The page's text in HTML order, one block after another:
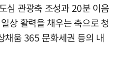
심 관광축 조성과 20분 이음
상 활력을 채우는 축으로 청
채움 365 문화세권 등의 내